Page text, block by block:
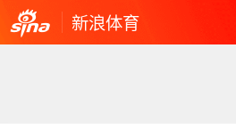
新浪体育